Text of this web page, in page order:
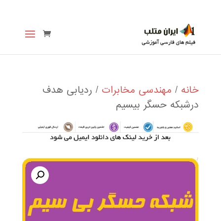
خانه / مهندسی مخابرات / ردیابی هدف
درشبکه حسگر بیسیم